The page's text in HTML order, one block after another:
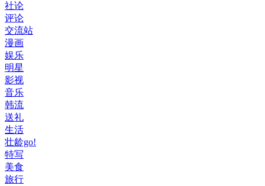
社论
评论
交流站
漫画
娱乐
明星
影视
音乐
韩流
送礼
生活
壮龄go!
特写
美食
旅行